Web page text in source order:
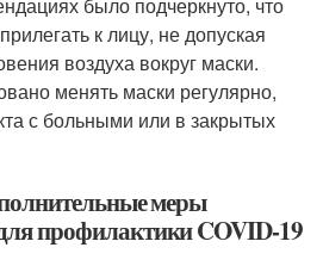
к лицу, не допуская
воздуха вокруг маски.
менять маски регулярно,
с больными или в закрытых
меры
профилактики COVID-19